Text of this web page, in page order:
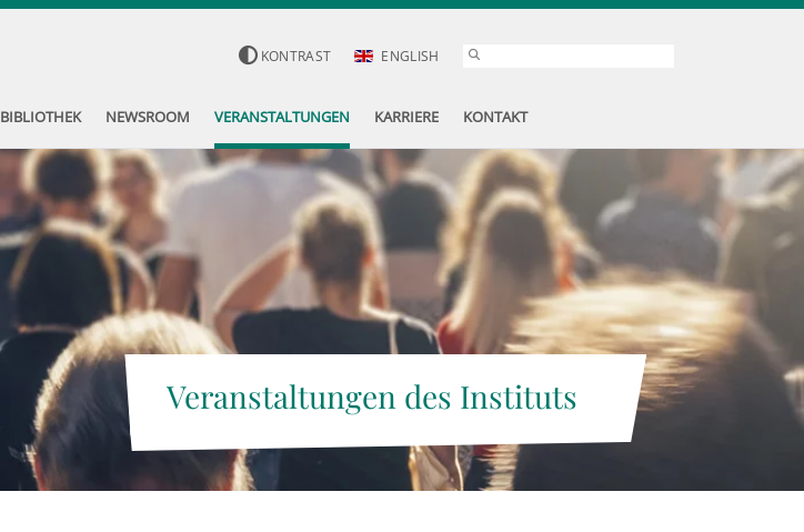
KONTRAST ENGLISH
BIBLIOTHEK NEWSROOM VERANSTALTUNGEN KARRIERE KONTAKT
Veranstaltungen des Instituts